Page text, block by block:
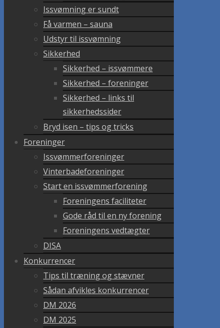
Issvømning er sundt
Få varmen – sauna
Udstyr til issvømning
Sikkerhed
Sikkerhed – issvømmere
Sikkerhed – foreninger
Sikkerhed – links til
sikkerhedssider
Bryd isen – tips og tricks
Foreninger
Issvømmerforeninger
Vinterbadeforeninger
Start en issvømmerforening
Foreningens faciliteter
Gode råd til en ny forening
Foreningens vedtægter
DISA
Konkurrencer
Tips til træning og stævner
Sådan afvikles konkurrencer
DM 2026
DM 2025